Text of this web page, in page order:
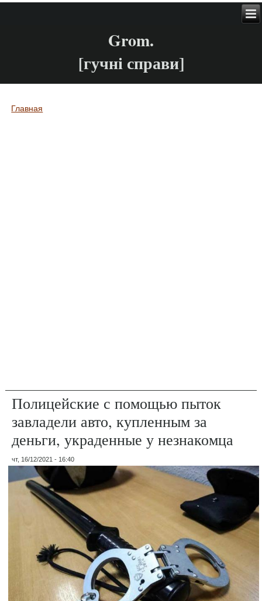
Grom.
[гучні справи]
Вы здесь
Главная
Полицейские с помощью пыток
завладели авто, купленным за
деньги, украденные у незнакомца
чт, 16/12/2021 - 16:40